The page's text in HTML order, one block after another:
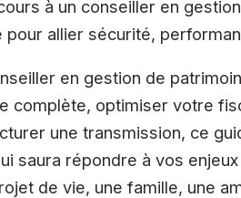
à un conseiller en
allier sécurité,
en gestion de
complète, optimiser votre
une transmission, ce
saura répondre à vos
de vie, une famille, une